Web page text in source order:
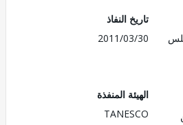
تاريخ النفاذ
2011/03/30
الهيئة المنفذة
TANESCO